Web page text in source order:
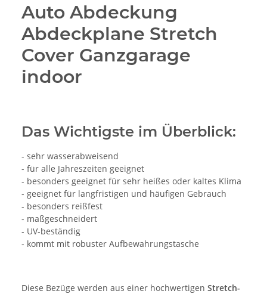
Auto Abdeckung
Abdeckplane Stretch
Cover Ganzgarage
indoor
Das Wichtigste im Überblick:
- sehr wasserabweisend
- für alle Jahreszeiten geeignet
- besonders geeignet für sehr heißes oder kaltes Klima
- geeignet für langfristigen und häufigen Gebrauch
- besonders reißfest
- maßgeschneidert
- UV-beständig
- kommt mit robuster Aufbewahrungstasche
Diese Bezüge werden aus einer hochwertigen Stretch-